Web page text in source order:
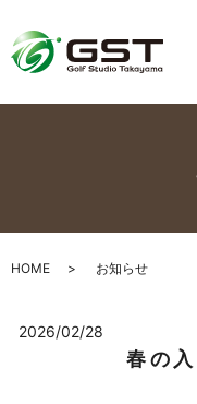
HOME お知らせ
2026/02/28
春の